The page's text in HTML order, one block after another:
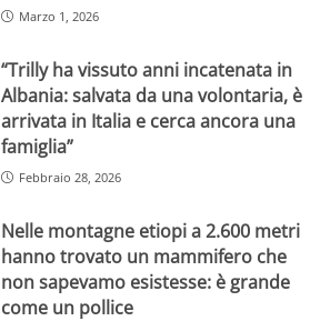
Marzo 1, 2026
“Trilly ha vissuto anni incatenata in
Albania: salvata da una volontaria, è
arrivata in Italia e cerca ancora una
famiglia”
Febbraio 28, 2026
Nelle montagne etiopi a 2.600 metri
hanno trovato un mammifero che
non sapevamo esistesse: è grande
come un pollice